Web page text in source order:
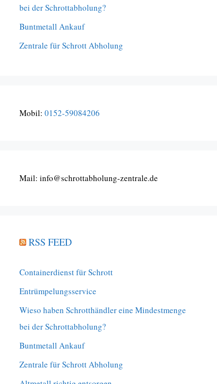
bei der Schrottabholung?
Buntmetall Ankauf
Zentrale für Schrott Abholung
Mobil: 0152-59084206
Mail: info@schrottabholung-zentrale.de
RSS FEED
Containerdienst für Schrott
Entrümpelungsservice
Wieso haben Schrotthändler eine Mindestmenge
bei der Schrottabholung?
Buntmetall Ankauf
Zentrale für Schrott Abholung